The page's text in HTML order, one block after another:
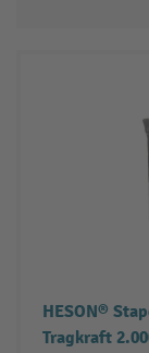
HESON®
Tragkraft